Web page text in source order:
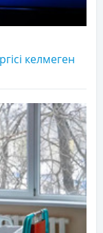
келмеген